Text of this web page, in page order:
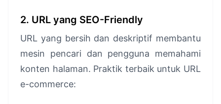
2. URL yang SEO-Friendly
URL yang bersih dan deskriptif membantu
mesin pencari dan pengguna memahami
konten halaman. Praktik terbaik untuk URL
e-commerce: